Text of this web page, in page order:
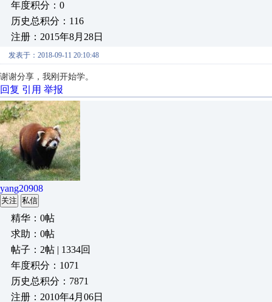
年度积分：0
历史总积分：116
注册：2015年8月28日
发表于：2018-09-11 20:10:48
谢谢分享，我刚开始学。
回复 引用 举报
yang20908
关注 私信
精华：0帖
求助：0帖
帖子：2帖 | 1334回
年度积分：1071
历史总积分：7871
注册：2010年4月06日